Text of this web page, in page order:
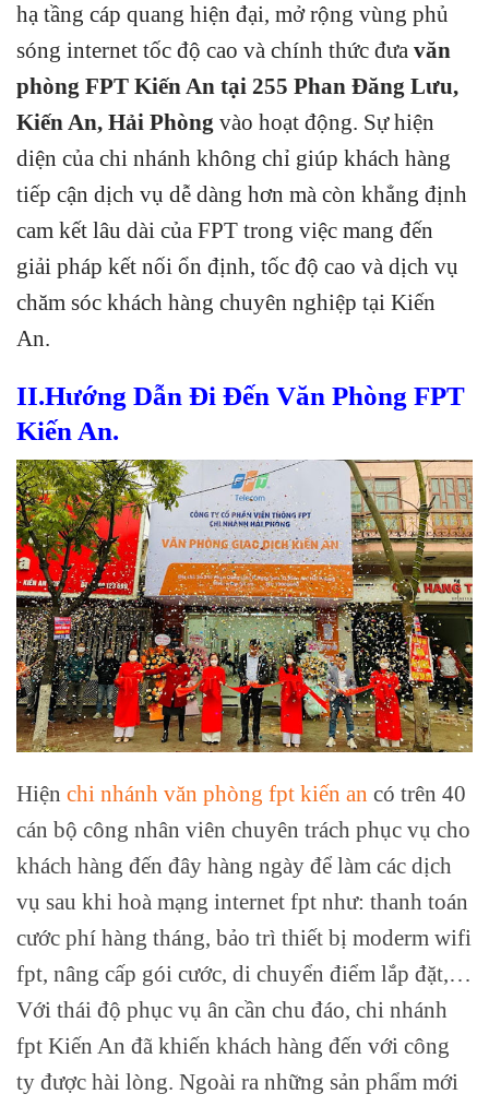
hạ tầng cáp quang hiện đại, mở rộng vùng phủ
sóng internet tốc độ cao và chính thức đưa văn
phòng FPT Kiến An tại 255 Phan Đăng Lưu,
Kiến An, Hải Phòng vào hoạt động. Sự hiện
diện của chi nhánh không chỉ giúp khách hàng
tiếp cận dịch vụ dễ dàng hơn mà còn khẳng định
cam kết lâu dài của FPT trong việc mang đến
giải pháp kết nối ổn định, tốc độ cao và dịch vụ
chăm sóc khách hàng chuyên nghiệp tại Kiến
An.
II.Hướng Dẫn Đi Đến Văn Phòng FPT
Kiến An.
Hiện chi nhánh văn phòng fpt kiến an có trên 40
cán bộ công nhân viên chuyên trách phục vụ cho
khách hàng đến đây hàng ngày để làm các dịch
vụ sau khi hoà mạng internet fpt như: thanh toán
cước phí hàng tháng, bảo trì thiết bị moderm wifi
fpt, nâng cấp gói cước, di chuyển điểm lắp đặt,…
Với thái độ phục vụ ân cần chu đáo, chi nhánh
fpt Kiến An đã khiến khách hàng đến với công
ty được hài lòng. Ngoài ra những sản phẩm mới